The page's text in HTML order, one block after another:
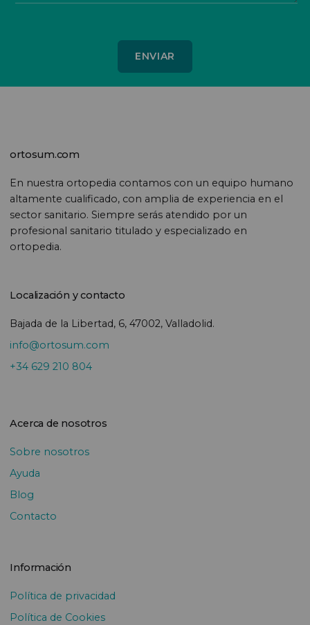
ortosum.com
En nuestra ortopedia contamos con un equipo humano
altamente cualificado, con amplia de experiencia en el
sector sanitario. Siempre serás atendido por un
profesional sanitario titulado y especializado en
ortopedia.
Localización y contacto
Bajada de la Libertad, 6, 47002, Valladolid.
info@ortosum.com
+34 629 210 804
Acerca de nosotros
Sobre nosotros
Ayuda
Blog
Contacto
Información
Política de privacidad
Política de Cookies